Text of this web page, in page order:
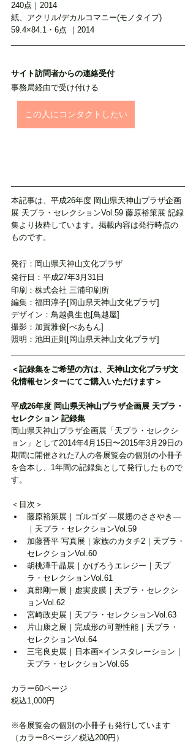
240点｜2014
紙、アクリル/デカルコマニー(モノタイプ)
59.4×84.1・6点 ｜2014
サイト訪問者からの連絡受付
事務局経由で受け付ける
この人にコンタクトしたい
本記事は、平成26年度 岡山県天神山プラザ企画
展 天プラ・セレクションVol.59 藤原裕策展 記録
集より抜粋しています。掲載内容は発行時点の
ものです。
発行：岡山県天神山文化プラザ
発行日：平成27年3月31日
印刷：株式会社 三浦印刷所
編集：福田淳子[岡山県天神山文化プラザ]
デザイン：鳥越眞生也[鳥越屋]
撮影：加賀雅俊[べあもん]
照明：池田正則[岡山県天神山文化プラザ]
＜記録集をご希望の方は、天神山文化プラザ文
化情報センターにてご購入いただけます＞
平成26年度 岡山県天神山プラザ企画展 天プラ・
セレクション 記録集
岡山県天神山プラザ企画展「天プラ・セレクシ
ョン」として2014年4月15日〜2015年3月29日の
期間に開催された7人の各展覧会の個別の小冊子
を合本し、1年間の記録集として発行したもので
す。
＜目次＞
藤原裕策展｜ゴルゴダ ―展翅のささやき―
｜天プラ・セレクションVol.59
加藤晋平 写真展｜家族のカタチ2｜天プラ・
セレクションVol.60
胡桃澤千晶展｜かげろうエレジー｜天プ
ラ・セレクションVol.61
真部剛一展｜虚実皮膜｜天プラ・セレクシ
ョンVol.62
宮崎政史展｜天プラ・セレクションVol.63
片山康之展｜完成形の可塑性能｜天プラ・
セレクションVol.64
三宅良史展｜日本画×インスタレーション｜
天プラ・セレクションVol.65
カラー60ページ
税込1,000円
※各展覧会の個別の小冊子も発行しています
（カラー8ページ／税込200円）